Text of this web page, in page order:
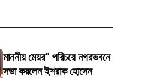
মাননীয় মেয়র" পরিচয়ে নগরভবনে
সভা করলেন ইশরাক হোসেন